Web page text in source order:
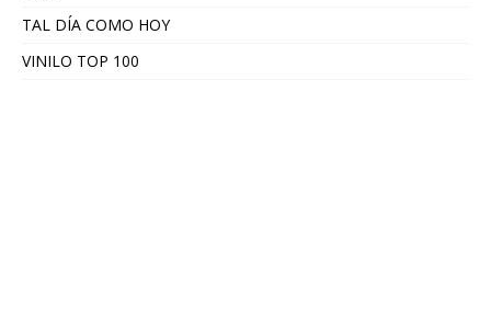
TAL DÍA COMO HOY
VINILO TOP 100